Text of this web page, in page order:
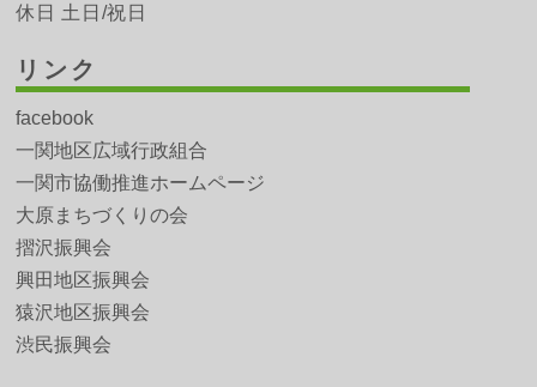
休日 土日/祝日
リンク
facebook
一関地区広域行政組合
一関市協働推進ホームページ
大原まちづくりの会
摺沢振興会
興田地区振興会
猿沢地区振興会
渋民振興会